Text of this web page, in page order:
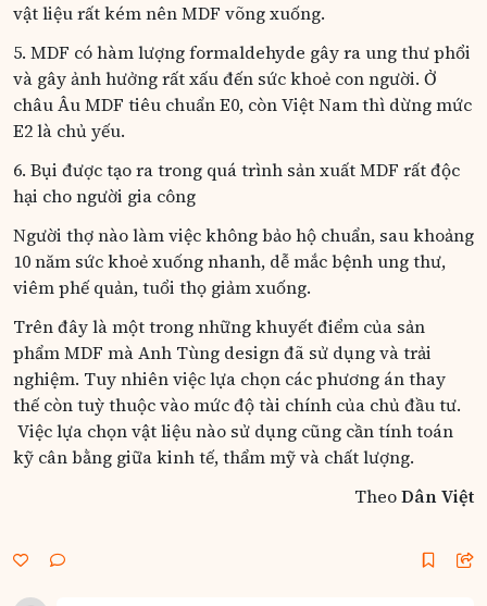
vật liệu rất kém nên MDF võng xuống.
5. MDF có hàm lượng formaldehyde gây ra ung thư phổi
và gây ảnh hưởng rất xấu đến sức khoẻ con người. Ở
châu Âu MDF tiêu chuẩn E0, còn Việt Nam thì dừng mức
E2 là chủ yếu.
6. Bụi được tạo ra trong quá trình sản xuất MDF rất độc
hại cho người gia công
Người thợ nào làm việc không bảo hộ chuẩn, sau khoảng
10 năm sức khoẻ xuống nhanh, dễ mắc bệnh ung thư,
viêm phế quản, tuổi thọ giảm xuống.
Trên đây là một trong những khuyết điểm của sản
phẩm MDF mà Anh Tùng design đã sử dụng và trải
nghiệm. Tuy nhiên việc lựa chọn các phương án thay
thế còn tuỳ thuộc vào mức độ tài chính của chủ đầu tư.
Việc lựa chọn vật liệu nào sử dụng cũng cần tính toán
kỹ cân bằng giữa kinh tế, thẩm mỹ và chất lượng.
TheoDân Việt